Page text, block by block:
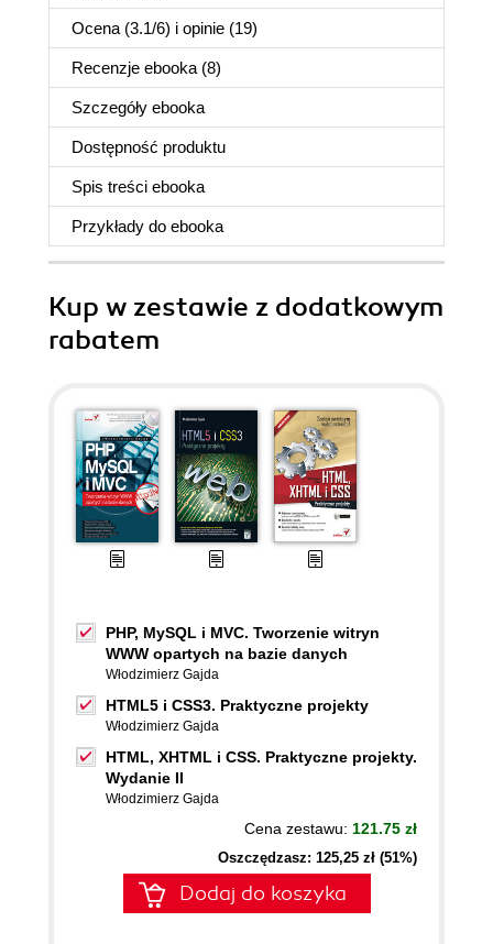
Ocena (3.1/6) i opinie (19)
Recenzje ebooka (8)
Szczegóły ebooka
Dostępność produktu
Spis treści ebooka
Przykłady do ebooka
Kup w zestawie z dodatkowym
rabatem
PHP, MySQL i MVC. Tworzenie witryn
WWW opartych na bazie danych
Włodzimierz Gajda
HTML5 i CSS3. Praktyczne projekty
Włodzimierz Gajda
HTML, XHTML i CSS. Praktyczne projekty.
Wydanie II
Włodzimierz Gajda
Cena zestawu: 121.75 zł
Oszczędzasz: 125,25 zł (51%)
Dodaj do koszyka